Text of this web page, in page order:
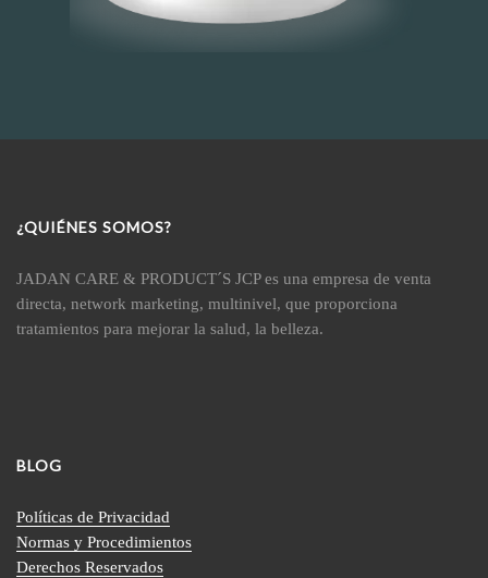
¿QUIÉNES SOMOS?
JADAN CARE & PRODUCT´S JCP es una empresa de venta
directa, network marketing, multinivel, que proporciona
tratamientos para mejorar la salud, la belleza.
BLOG
Políticas de Privacidad
Normas y Procedimientos
Derechos Reservados